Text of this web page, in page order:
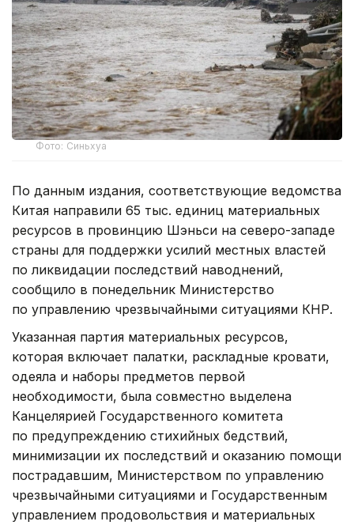
Фото: Синьхуа
По данным издания, соответствующие ведомства
Китая направили 65 тыс. единиц материальных
ресурсов в провинцию Шэньси на северо-западе
страны для поддержки усилий местных властей
по ликвидации последствий наводнений,
сообщило в понедельник Министерство
по управлению чрезвычайными ситуациями КНР.
Указанная партия материальных ресурсов,
которая включает палатки, раскладные кровати,
одеяла и наборы предметов первой
необходимости, была совместно выделена
Канцелярией Государственного комитета
по предупреждению стихийных бедствий,
минимизации их последствий и оказанию помощи
пострадавшим, Министерством по управлению
чрезвычайными ситуациями и Государственным
управлением продовольствия и материальных